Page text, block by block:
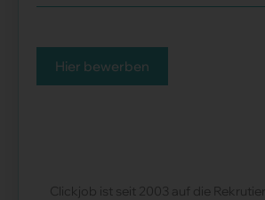
Hier bewerben
Clickjob ist seit 2003 auf die